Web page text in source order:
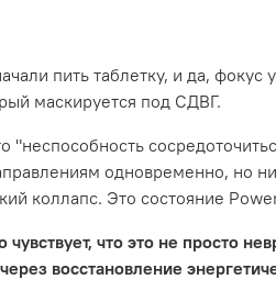
пить таблетку, и да, фокус
маскируется под СДВГ.
одновременно, но
коллапс. Это состояние
что это не просто
восстановление